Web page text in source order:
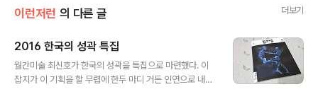
이런저런 의 다른 글 더보기
2016 한국의 성곽 특집
월간미술 최신호가 한국의 성곽을 특집으로 마련했다. 이
잡지가 이 기획을 할 무렵에 한두 마디 거든 인연으로 내가